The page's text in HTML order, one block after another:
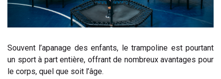
Souvent l’apanage des enfants, le trampoline est pourtant
un sport à part entière, offrant de nombreux avantages pour
le corps, quel que soit l’âge.